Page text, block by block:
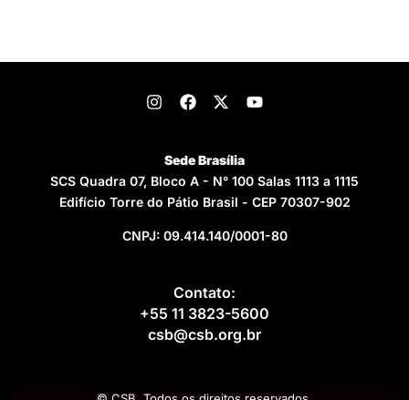
Sede Brasília
SCS Quadra 07, Bloco A - N° 100 Salas 1113 a 1115
Edifício Torre do Pátio Brasil - CEP 70307-902
CNPJ: 09.414.140/0001-80
Contato:
+55 11 3823-5600
csb@csb.org.br